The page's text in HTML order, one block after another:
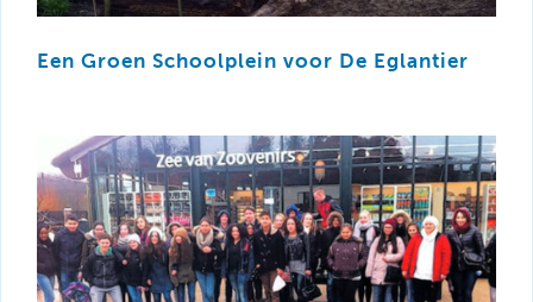
Een Groen Schoolplein voor De Eglantier